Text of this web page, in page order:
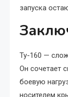
запуска
Ту-160 —
Он сочетает
боевую
носителем